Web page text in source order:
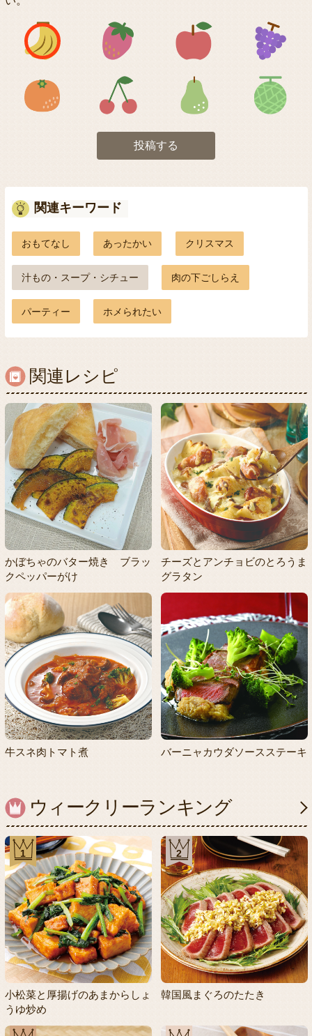
アイコン1 アイコン2 アイコン3
アイコン5 アイコン6 アイコン7
投稿する
関連キーワード
おもてなし あったかい クリスマス
汁もの・スープ・シチュー 肉の下ごしらえ
パーティー ホメられたい
関連レシピ
かぼちゃのバター焼き ブラッ
クペッパーがけ
チーズとアンチョビのとろうま
グラタン
牛スネ肉トマト煮 バーニャカウダソースステーキ
ウィークリーランキング
1
小松菜と厚揚げのあまからしょ
うゆ炒め
2
韓国風まぐろのたたき